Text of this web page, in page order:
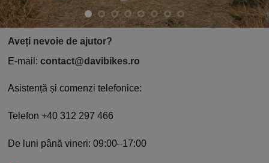
Aveți nevoie de ajutor?
E-mail: contact@davibikes.ro
Asistență și comenzi telefonice:
Telefon +40 312 297 466
De luni până vineri: 09:00–17:00